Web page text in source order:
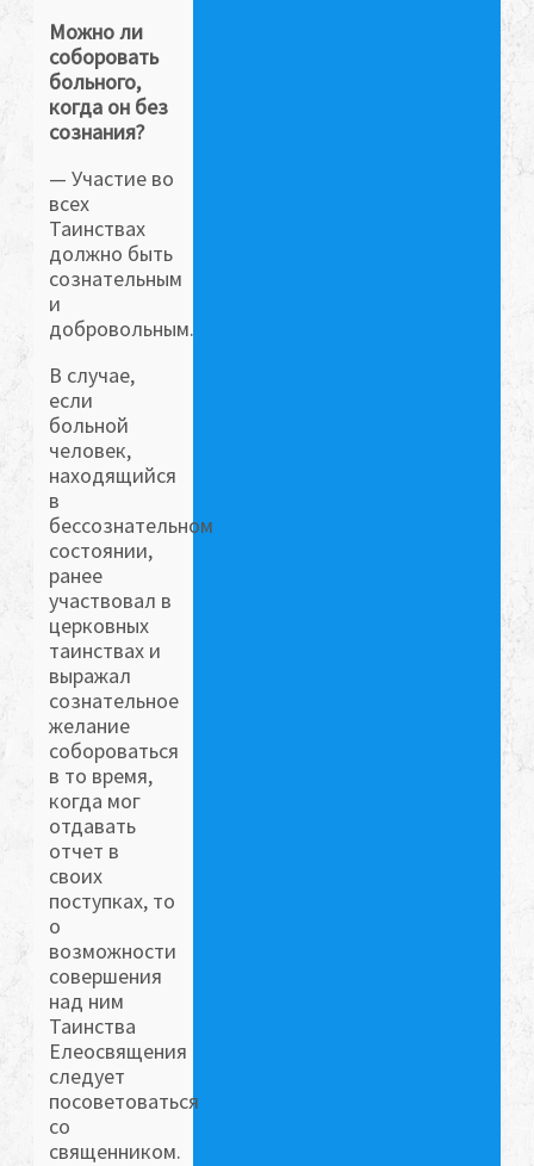
Можно ли
соборовать
больного,
когда он без
сознания?
— Участие во
всех
Таинствах
должно быть
сознательным
и
добровольным.
В случае,
если
больной
человек,
находящийся
в
бессознательном
состоянии,
ранее
участвовал в
церковных
таинствах и
выражал
сознательное
желание
собороваться
в то время,
когда мог
отдавать
отчет в
своих
поступках, то
о
возможности
совершения
над ним
Таинства
Елеосвящения
следует
посоветоваться
со
священником.